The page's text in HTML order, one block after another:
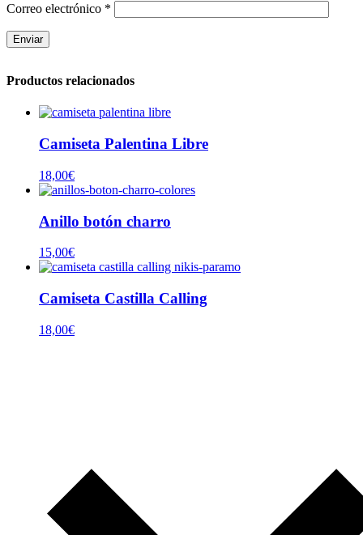
Correo electrónico *
Productos relacionados
Camiseta Palentina Libre
18,00€
Anillo botón charro
15,00€
Camiseta Castilla Calling
18,00€